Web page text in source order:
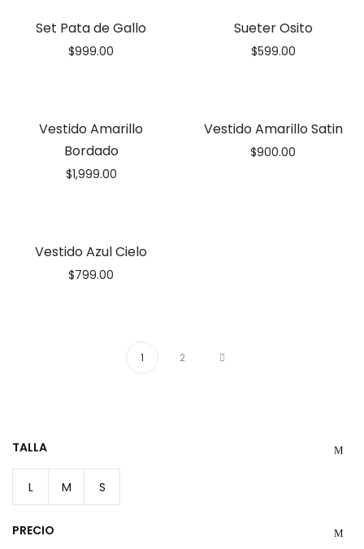
Set Pata de Gallo
$999.00
Sueter Osito
$599.00
Vestido Amarillo
Bordado
$1,999.00
Vestido Amarillo Satin
$900.00
Vestido Azul Cielo
$799.00
1 2
TALLA
L M S
PRECIO